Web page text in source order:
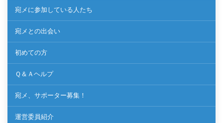
宛メに参加している人たち
宛メとの出会い
初めての方
Ｑ＆Ａヘルプ
宛メ、サポーター募集！
運営委員紹介